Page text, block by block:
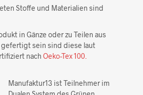
Stoffe und Materialien sind
in Gänze oder zu Teilen aus
gefertigt sein sind diese laut
nach Oeko-Tex 100.
Manufaktur13 ist Teilnehmer im